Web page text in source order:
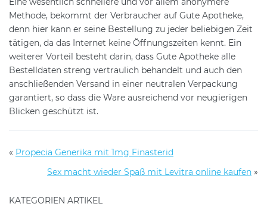
Methode, bekommt der Verbraucher auf Gute Apotheke,
denn hier kann er seine Bestellung zu jeder beliebigen Zeit
tätigen, da das Internet keine Öffnungszeiten kennt. Ein
weiterer Vorteil besteht darin, dass Gute Apotheke alle
Bestelldaten streng vertraulich behandelt und auch den
anschließenden Versand in einer neutralen Verpackung
garantiert, so dass die Ware ausreichend vor neugierigen
Blicken geschützt ist.
« Propecia Generika mit 1mg Finasterid
Sex macht wieder Spaß mit Levitra online kaufen »
KATEGORIEN ARTIKEL